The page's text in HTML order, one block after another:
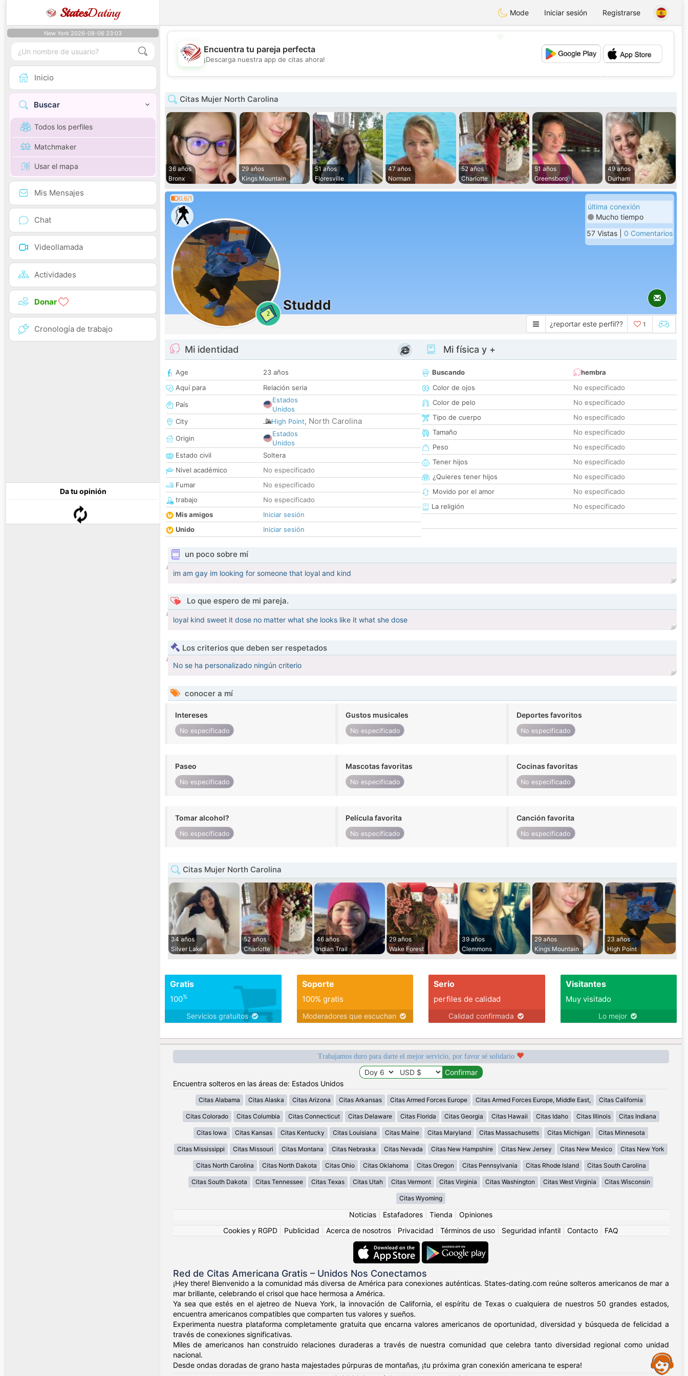
StatesDating Mode Iniciar sesión Registrarse
New York 2026-08-06 23:03
Inicio
Buscar
Todos los perfiles
Matchmaker
Usar el mapa
Mis Mensajes
Chat
Videollamada
Actividades
Donar
Cronología de trabajo
Da tu opinión
💕
Encuentra tu pareja perfecta
¡Descarga nuestra app de citas ahora!
Citas Mujer North Carolina
36 años
Bronx
29 años
Kings Mountain
51 años
Floresville
47 años
Norman
52 años
Charlotte
51 años
Greensboro
49 años
Durham
0.6/1
2
Studdd
última conexión
Mucho tiempo
57 Vistas | 0 Comentarios
¿reportar este perfil?? 1
Mi identidad
Age
23 años
Aquí para
Relación seria
País
Estados
Unidos
City
High Point, North Carolina
Origin
Estados
Unidos
Estado civil
Soltera
Nivel académico
No especificado
Fumar
No especificado
trabajo
No especificado
Mis amigos
Iniciar sesión
Unido
Iniciar sesión
Mi física y +
Buscando
hembra
Color de ojos
No especificado
Color de pelo
No especificado
Tipo de cuerpo
No especificado
Tamaño
No especificado
Peso
No especificado
Tener hijos
No especificado
¿Quieres tener hijos
No especificado
Movido por el amor
No especificado
La religión
No especificado
un poco sobre mí
im am gay im looking for someone that loyal and kind
Lo que espero de mi pareja.
loyal kind sweet it dose no matter what she looks like it what she dose
Los criterios que deben ser respetados
No se ha personalizado ningún criterio
conocer a mí
Intereses
No especificado
Gustos musicales
No especificado
Deportes favoritos
No especificado
Paseo
No especificado
Mascotas favoritas
No especificado
Cocinas favoritas
No especificado
Tomar alcohol?
No especificado
Película favorita
No especificado
Canción favorita
No especificado
Citas Mujer North Carolina
34 años
Silver Lake
52 años
Charlotte
46 años
Indian Trail
29 años
Wake Forest
39 años
Clemmons
29 años
Kings Mountain
23 años
High Point
Gratis
100%
Servicios gratuitos
Soporte
100% gratis
Moderadores que escuchan
Serio
perfiles de calidad
Calidad confirmada
Visitantes
Muy visitado
Lo mejor
Trabajamos duro para darte el mejor servicio, por favor sé solidario
Encuentra solteros en las áreas de: Estados Unidos
Citas Alabama Citas Alaska Citas Arizona Citas Arkansas Citas Armed Forces Europe Citas Armed Forces Europe, Middle East, Citas California
Citas Colorado Citas Columbia Citas Connecticut Citas Delaware Citas Florida Citas Georgia Citas Hawaii Citas Idaho Citas Illinois Citas Indiana
Citas Iowa Citas Kansas Citas Kentucky Citas Louisiana Citas Maine Citas Maryland Citas Massachusetts Citas Michigan Citas Minnesota
Citas Mississippi Citas Missouri Citas Montana Citas Nebraska Citas Nevada Citas New Hampshire Citas New Jersey Citas New Mexico Citas New York
Citas North Carolina Citas North Dakota Citas Ohio Citas Oklahoma Citas Oregon Citas Pennsylvania Citas Rhode Island Citas South Carolina
Citas South Dakota Citas Tennessee Citas Texas Citas Utah Citas Vermont Citas Virginia Citas Washington Citas West Virginia Citas Wisconsin
Citas Wyoming
Noticias Estafadores Tienda
Opiniones
Cookies y RGPD
Publicidad Acerca de nosotros Privacidad Términos de uso Seguridad infantil Contacto FAQ
Red de Citas Americana Gratis – Unidos Nos Conectamos
¡Hey there! Bienvenido a la comunidad más diversa de América para conexiones auténticas. States-dating.com reúne solteros americanos de mar a
mar brillante, celebrando el crisol que hace hermosa a América.
Ya sea que estés en el ajetreo de Nueva York, la innovación de California, el espíritu de Texas o cualquiera de nuestros 50 grandes estados,
encuentra americanos compatibles que comparten tus valores y sueños.
Experimenta nuestra plataforma completamente gratuita que encarna valores americanos de oportunidad, diversidad y búsqueda de felicidad a
través de conexiones significativas.
Miles de americanos han construido relaciones duraderas a través de nuestra comunidad que celebra tanto diversidad regional como unidad
nacional.
Desde ondas doradas de grano hasta majestades púrpuras de montañas, ¡tu próxima gran conexión americana te espera!